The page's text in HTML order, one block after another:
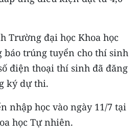
nghệ
Trường đại học Khoa học
trúng tuyển cho thí sinh
điện thoại thí sinh đã đăng
ký dự thi.
nhập học vào ngày 11/7 tại
học Tự nhiên.